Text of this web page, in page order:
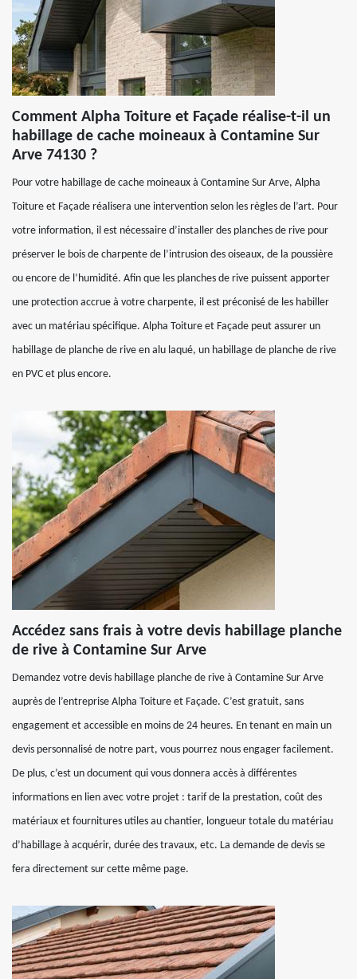
Comment Alpha Toiture et Façade réalise-t-il un
habillage de cache moineaux à Contamine Sur
Arve 74130 ?
Pour votre habillage de cache moineaux à Contamine Sur Arve, Alpha
Toiture et Façade réalisera une intervention selon les règles de l’art. Pour
votre information, il est nécessaire d’installer des planches de rive pour
préserver le bois de charpente de l’intrusion des oiseaux, de la poussière
ou encore de l’humidité. Afin que les planches de rive puissent apporter
une protection accrue à votre charpente, il est préconisé de les habiller
avec un matériau spécifique. Alpha Toiture et Façade peut assurer un
habillage de planche de rive en alu laqué, un habillage de planche de rive
en PVC et plus encore.
Accédez sans frais à votre devis habillage planche
de rive à Contamine Sur Arve
Demandez votre devis habillage planche de rive à Contamine Sur Arve
auprès de l’entreprise Alpha Toiture et Façade. C’est gratuit, sans
engagement et accessible en moins de 24 heures. En tenant en main un
devis personnalisé de notre part, vous pourrez nous engager facilement.
De plus, c’est un document qui vous donnera accès à différentes
informations en lien avec votre projet : tarif de la prestation, coût des
matériaux et fournitures utiles au chantier, longueur totale du matériau
d’habillage à acquérir, durée des travaux, etc. La demande de devis se
fera directement sur cette même page.